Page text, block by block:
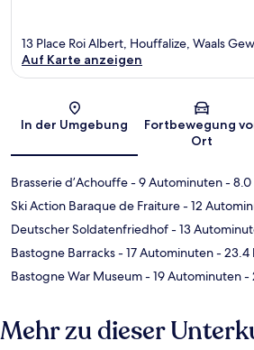
Karte
13 Place Roi Albert, Houffalize, Waals
Auf Karte anzeigen
In der Umgebung
Fortbewegung
Ort
Brasserie d’Achouffe- 9 Autominuten- 8.0
Ski Action Baraque de Fraiture- 12
Deutscher Soldatenfriedhof- 13
Bastogne Barracks- 17 Autominuten- 23.4
Bastogne War Museum- 19 Autominuten-
Mehr zu dieser